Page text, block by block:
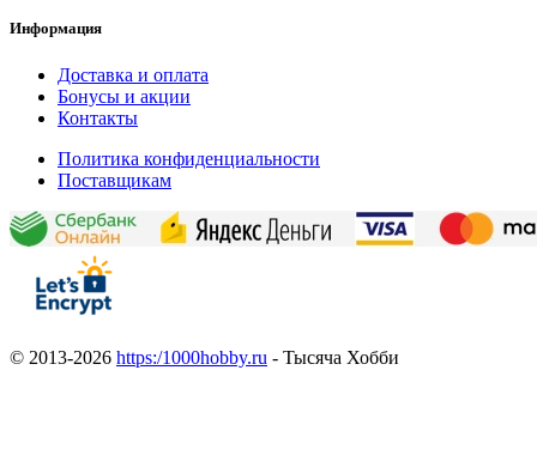
Информация
Доставка и оплата
Бонусы и акции
Контакты
Политика конфиденциальности
Поставщикам
© 2013-2026 https:/1000hobby.ru - Тысяча Хобби